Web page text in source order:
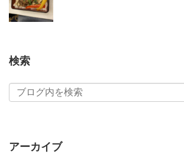
検索
アーカイブ